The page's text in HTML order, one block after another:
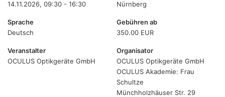
14.11.2026, 09:30 - 16:30
Nürnberg
Sprache
Deutsch
Gebühren ab
350.00 EUR
Veranstalter
OCULUS Optikgeräte GmbH
Organisator
OCULUS Optikgeräte GmbH
OCULUS Akademie: Frau
Schultze
Münchholzhäuser Str. 29